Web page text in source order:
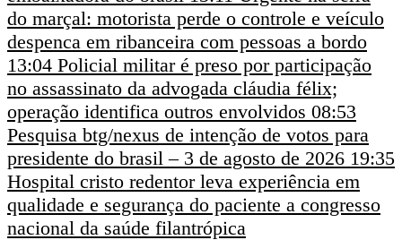
do marçal: motorista perde o controle e veículo
despenca em ribanceira com pessoas a bordo
13:04 Policial militar é preso por participação
no assassinato da advogada cláudia félix;
operação identifica outros envolvidos 08:53
Pesquisa btg/nexus de intenção de votos para
presidente do brasil – 3 de agosto de 2026 19:35
Hospital cristo redentor leva experiência em
qualidade e segurança do paciente a congresso
nacional da saúde filantrópica